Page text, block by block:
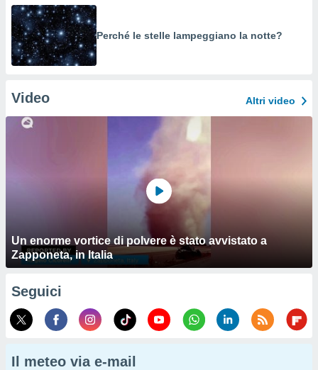
Perché le stelle lampeggiano la notte?
Video Altri video
Un enorme vortice di polvere è stato avvistato a
Zapponeta, in Italia
Seguici
Il meteo via e-mail